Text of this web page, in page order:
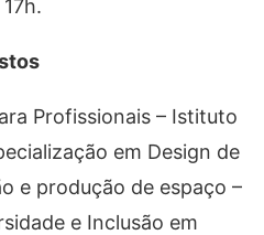
Profissionais – Istituto
em Design de
e produção de espaço –
e Inclusão em